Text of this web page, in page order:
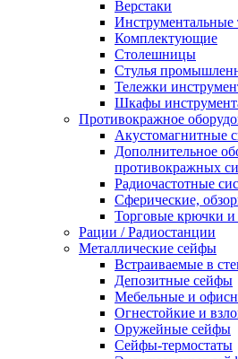
Верстаки
Комплектующие
Столешницы
Стулья
Тележки
Шкафы
Противокражное
Акустомагнитные
Дополнительное
противокражных
Радиочастотные
Сферические,
Торговые крючки
Рации / Радиостанции
Металлические сейфы
Встраиваемые в
Депозитные сейфы
Мебельные и
Огнестойкие и
Оружейные сейфы
Сейфы-термостаты